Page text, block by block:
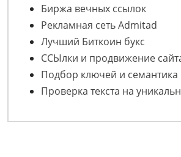
Биржа вечных ссылок
Рекламная сеть Admitad
Лучший Биткоин букс
ССЫлки и продвижение
Подбор ключей и семантика
Проверка текста на